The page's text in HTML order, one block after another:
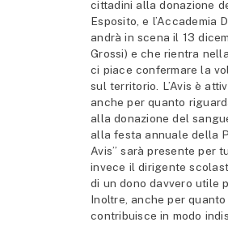
cittadini alla donazione
Esposito, e l’Accademia
andrà in scena il 13
Grossi) e che rientra
ci piace confermare la
sul territorio. L’Avis è
anche per quanto
alla donazione del
alla festa annuale della
Avis” sarà presente per
invece il dirigente
di un dono davvero utile
Inoltre, anche per
contribuisce in modo